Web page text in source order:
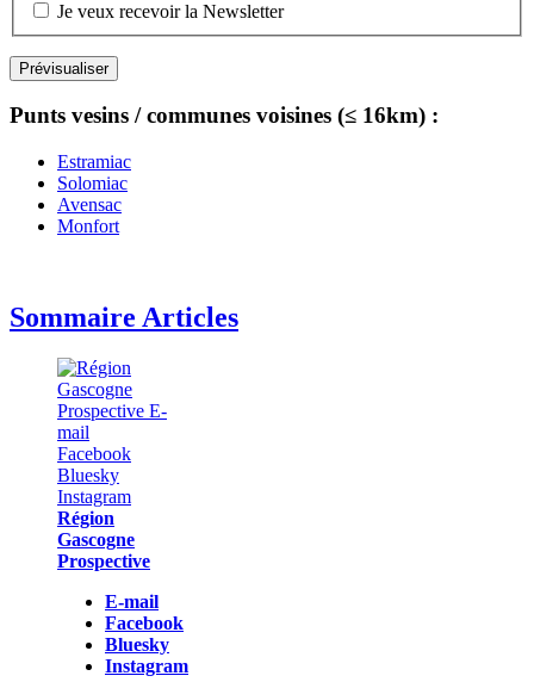
Je veux recevoir la Newsletter
Punts vesins / communes voisines (≤ 16km) :
Estramiac
Solomiac
Avensac
Monfort
Sommaire Articles
Région
Gascogne
Prospective
E-mail
Facebook
Bluesky
Instagram